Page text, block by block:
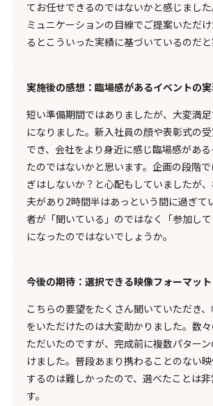
てお任せできるのではないかと感じまし
ミュニケーションの目線でご提案いただ
るとこういった実績に基づいているのだと
実施後の感想：臨場感があるイベントの
短い準備期間ではありましたが、大変満
になりました。新入社員の顔や表彰式の
でき、会社をより身近に感じ臨場感があ
たのではないかと思います。企画の段階
ぎはしないか？と心配もしていましたが
夫があり2時間半はあっという間に過ぎて
者が「聞いている」のではなく「参加し
になったのではないでしょうか。
今後の期待：選択できる映像フォーマット
こちらの要望をたくさん聞いていただき
をいただけたのは大変助かりました。数
ただいたのですが、完成前に複数パター
けました。普段あまり携わることのない
するのは難しかったので、選べたことは
す。